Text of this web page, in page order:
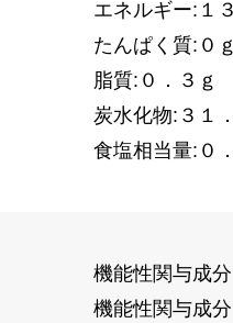
エネルギー:１
たんぱく質:０ｇ
脂質:０．３ｇ
炭水化物:３１
食塩相当量:０
機能性関与成
機能性関与成